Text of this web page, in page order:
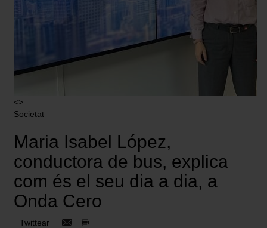
<>
Societat
Maria Isabel López,
conductora de bus, explica
com és el seu dia a dia, a
Onda Cero
Twittear